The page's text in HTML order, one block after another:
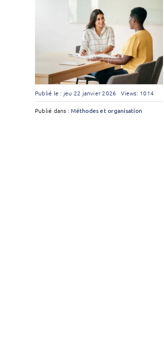
Publié le : jeu 22 janvier 2026 Views: 1014
Publié dans :Méthodes et organisation